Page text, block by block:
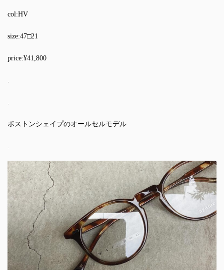
col:HV
size:47□21
price:¥41,800
.
.
ボストンシェイプのオールセルモデル
.